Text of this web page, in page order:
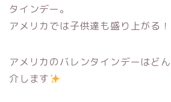
タインデー。
アメリカでは子供達も盛り上がる！
アメリカのバレンタインデーはど
介します